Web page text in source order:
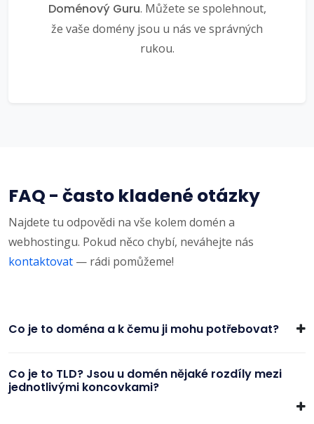
Doménový Guru. Můžete se spolehnout,
že vaše domény jsou u nás ve správných
rukou.
FAQ - často kladené otázky
Najdete tu odpovědi na vše kolem domén a
webhostingu. Pokud něco chybí, neváhejte nás
kontaktovat — rádi pomůžeme!
Co je to doména a k čemu ji mohu potřebovat?
Co je to TLD? Jsou u domén nějaké rozdíly mezi
jednotlivými koncovkami?